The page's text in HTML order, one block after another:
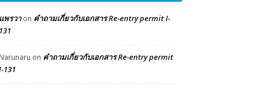
แพรวาon คำถามเกี่ยวกับเอกสาร Re-entry permit I-
131
Narunaru on คำถามเกี่ยวกับเอกสาร Re-entry permit
131